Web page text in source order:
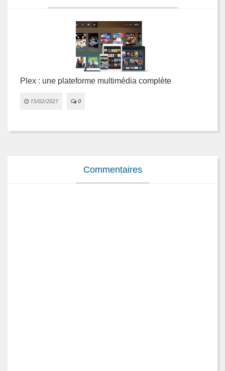
Plex : une plateforme multimédia complète
15/02/2021 0
Commentaires